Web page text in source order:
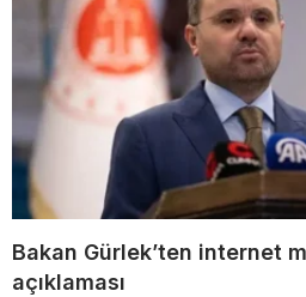
Bakan Gürlek’ten internet
açıklaması